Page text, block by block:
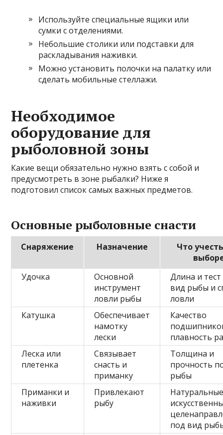
Используйте специальные ящики или
сумки с отделениями.
Небольшие столики или подставки для
раскладывания наживки.
Можно установить полочки на палатку или
сделать мобильные стеллажи.
Необходимое
оборудование для
рыболовной зоны
Какие вещи обязательно нужно взять с собой и
предусмотреть в зоне рыбалки? Ниже я
подготовил список самых важных предметов.
Основные рыболовные снасти
Снаряжение Назначение
Что
Удочка
Основной
инструмент
ловли рыбы
Длина и
вид рыбы и
ловли
Катушка
Обеспечивает
намотку
лески
Качество
плавность
Леска или
плетенка
Связывает
снасть и
приманку
Толщина и
прочность
рыбы
Приманки и
наживки
Привлекают
рыбу
под вид